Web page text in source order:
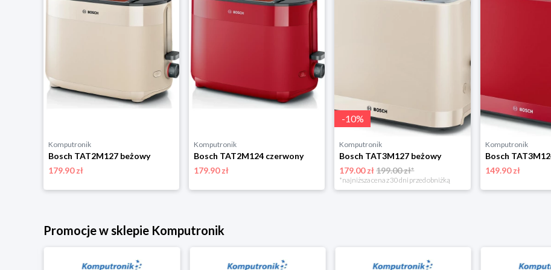
Komputronik
Bosch TAT2M127 beżowy
179.90 zł
Komputronik
Bosch TAT2M124 czerwony
179.90 zł
-10%
Komputronik
Bosch TAT3M127 beżowy
179.00 zł199.00 zł*
*najniższa cena z 30 dni przed obniżką
Komputronik
Bosch
149.90 zł
Promocje w sklepie Komputronik